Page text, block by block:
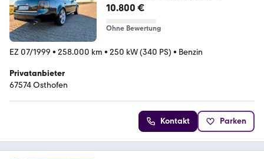
10.800 €
Ohne Bewertung
EZ 07/1999 • 258.000 km • 250 kW (340 PS) • Benzin
Privatanbieter
67574 Osthofen
Kontakt Parken